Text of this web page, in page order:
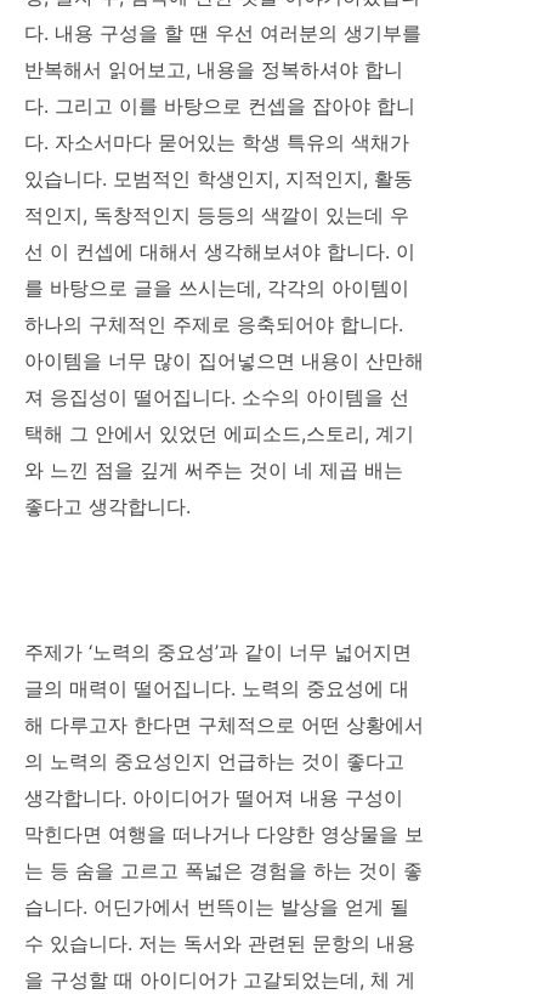
다. 내용 구성을 할 땐 우선 여러분의 생기부를
반복해서 읽어보고, 내용을 정복하셔야 합니
다. 그리고 이를 바탕으로 컨셉을 잡아야 합니
다. 자소서마다 묻어있는 학생 특유의 색채가
있습니다. 모범적인 학생인지, 지적인지, 활동
적인지, 독창적인지 등등의 색깔이 있는데 우
선 이 컨셉에 대해서 생각해보셔야 합니다. 이
를 바탕으로 글을 쓰시는데, 각각의 아이템이
하나의 구체적인 주제로 응축되어야 합니다.
아이템을 너무 많이 집어넣으면 내용이 산만해
져 응집성이 떨어집니다. 소수의 아이템을 선
택해 그 안에서 있었던 에피소드,스토리, 계기
와 느낀 점을 깊게 써주는 것이 네 제곱 배는
좋다고 생각합니다.
주제가 ‘노력의 중요성’과 같이 너무 넓어지면
글의 매력이 떨어집니다. 노력의 중요성에 대
해 다루고자 한다면 구체적으로 어떤 상황에서
의 노력의 중요성인지 언급하는 것이 좋다고
생각합니다. 아이디어가 떨어져 내용 구성이
막힌다면 여행을 떠나거나 다양한 영상물을 보
는 등 숨을 고르고 폭넓은 경험을 하는 것이 좋
습니다. 어딘가에서 번뜩이는 발상을 얻게 될
수 있습니다. 저는 독서와 관련된 문항의 내용
을 구성할 때 아이디어가 고갈되었는데, 체 게